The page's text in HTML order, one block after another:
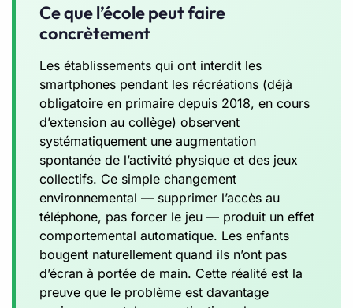
Ce que l’école peut faire
concrètement
Les établissements qui ont interdit les
smartphones pendant les récréations (déjà
obligatoire en primaire depuis 2018, en cours
d’extension au collège) observent
systématiquement une augmentation
spontanée de l’activité physique et des jeux
collectifs. Ce simple changement
environnemental — supprimer l’accès au
téléphone, pas forcer le jeu — produit un effet
comportemental automatique. Les enfants
bougent naturellement quand ils n’ont pas
d’écran à portée de main. Cette réalité est la
preuve que le problème est davantage